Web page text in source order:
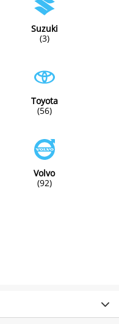
Suzuki
(3)
Toyota
(56)
Volvo
(92)